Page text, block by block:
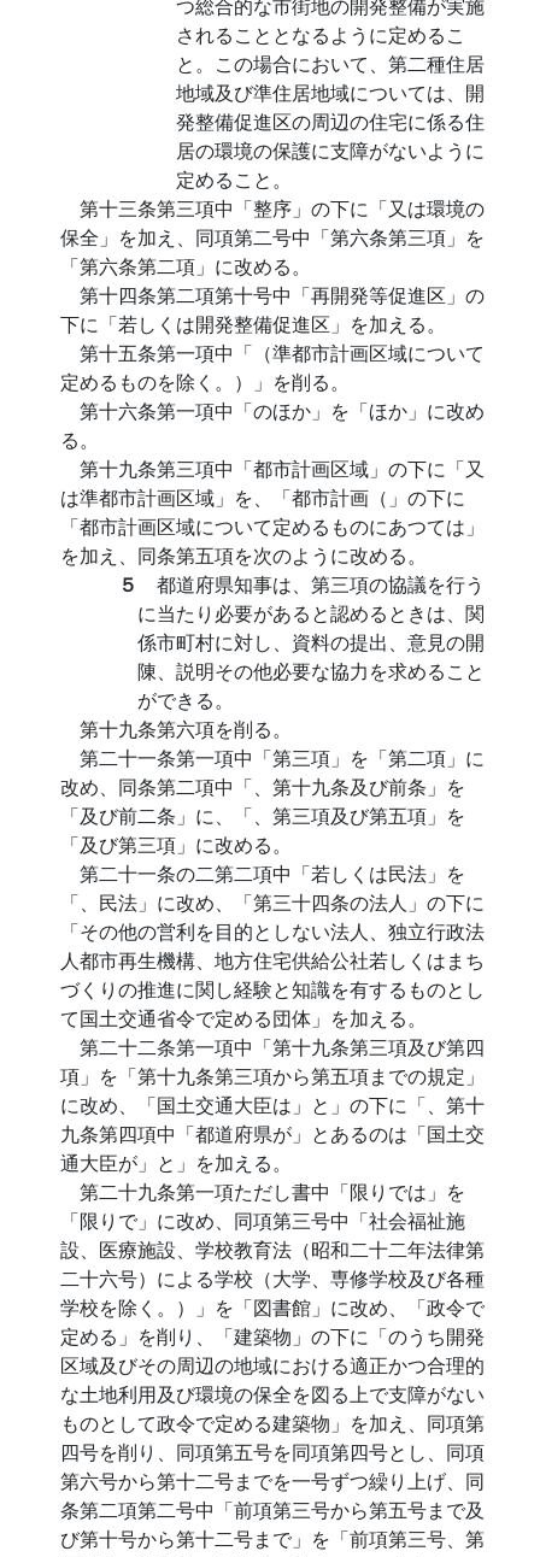
されることとなるように定めるこ
と。この場合において、第二種住居
地域及び準住居地域については、開
発整備促進区の周辺の住宅に係る住
居の環境の保護に支障がないように
定めること。
第十三条第三項中「整序」の下に「又は環境の
保全」を加え、同項第二号中「第六条第三項」を
「第六条第二項」に改める。
第十四条第二項第十号中「再開発等促進区」の
下に「若しくは開発整備促進区」を加える。
第十五条第一項中「（準都市計画区域について
定めるものを除く。）」を削る。
第十六条第一項中「のほか」を「ほか」に改め
る。
第十九条第三項中「都市計画区域」の下に「又
は準都市計画区域」を、「都市計画（」の下に
「都市計画区域について定めるものにあつては」
を加え、同条第五項を次のように改める。
５ 都道府県知事は、第三項の協議を行う
に当たり必要があると認めるときは、関
係市町村に対し、資料の提出、意見の開
陳、説明その他必要な協力を求めること
ができる。
第十九条第六項を削る。
第二十一条第一項中「第三項」を「第二項」に
改め、同条第二項中「、第十九条及び前条」を
「及び前二条」に、「、第三項及び第五項」を
「及び第三項」に改める。
第二十一条の二第二項中「若しくは民法」を
「、民法」に改め、「第三十四条の法人」の下に
「その他の営利を目的としない法人、独立行政法
人都市再生機構、地方住宅供給公社若しくはまち
づくりの推進に関し経験と知識を有するものとし
て国土交通省令で定める団体」を加える。
第二十二条第一項中「第十九条第三項及び第四
項」を「第十九条第三項から第五項までの規定」
に改め、「国土交通大臣は」と」の下に「、第十
九条第四項中「都道府県が」とあるのは「国土交
通大臣が」と」を加える。
第二十九条第一項ただし書中「限りでは」を
「限りで」に改め、同項第三号中「社会福祉施
設、医療施設、学校教育法（昭和二十二年法律第
二十六号）による学校（大学、専修学校及び各種
学校を除く。）」を「図書館」に改め、「政令で
定める」を削り、「建築物」の下に「のうち開発
区域及びその周辺の地域における適正かつ合理的
な土地利用及び環境の保全を図る上で支障がない
ものとして政令で定める建築物」を加え、同項第
四号を削り、同項第五号を同項第四号とし、同項
第六号から第十二号までを一号ずつ繰り上げ、同
条第二項第二号中「前項第三号から第五号まで及
び第十号から第十二号まで」を「前項第三号、第